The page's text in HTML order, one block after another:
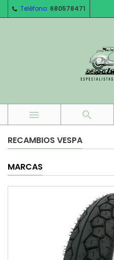
Teléfono: 680578471
 
RECAMBIOS VESPA
MARCAS